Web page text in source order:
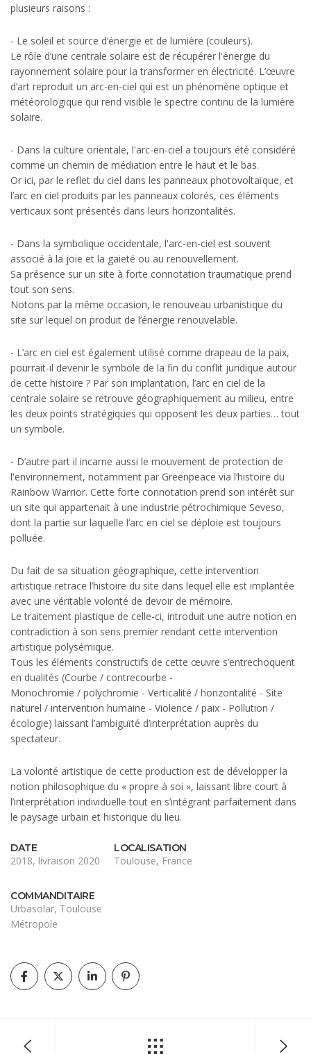
plusieurs raisons :
- Le soleil et source d’énergie et de lumière (couleurs).
Le rôle d’une centrale solaire est de récupérer l'énergie du
rayonnement solaire pour la transformer en électricité. L’œuvre
d’art reproduit un arc-en-ciel qui est un phénomène optique et
météorologique qui rend visible le spectre continu de la lumière
solaire.
- Dans la culture orientale, l'arc-en-ciel a toujours été considéré
comme un chemin de médiation entre le haut et le bas.
Or ici, par le reflet du ciel dans les panneaux photovoltaïque, et
l’arc en ciel produits par les panneaux colorés, ces éléments
verticaux sont présentés dans leurs horizontalités.
- Dans la symbolique occidentale, l'arc-en-ciel est souvent
associé à la joie et la gaieté ou au renouvellement.
Sa présence sur un site à forte connotation traumatique prend
tout son sens.
Notons par la même occasion, le renouveau urbanistique du
site sur lequel on produit de l’énergie renouvelable.
- L’arc en ciel est également utilisé comme drapeau de la paix,
pourrait-il devenir le symbole de la fin du conflit juridique autour
de cette histoire ? Par son implantation, l’arc en ciel de la
centrale solaire se retrouve géographiquement au milieu, entre
les deux points stratégiques qui opposent les deux parties… tout
un symbole.
- D’autre part il incarne aussi le mouvement de protection de
l'environnement, notamment par Greenpeace via l’histoire du
Rainbow Warrior. Cette forte connotation prend son intérêt sur
un site qui appartenait à une industrie pétrochimique Seveso,
dont la partie sur laquelle l’arc en ciel se déploie est toujours
polluée.
Du fait de sa situation géographique, cette intervention
artistique retrace l’histoire du site dans lequel elle est implantée
avec une véritable volonté de devoir de mémoire.
Le traitement plastique de celle-ci, introduit une autre notion en
contradiction à son sens premier rendant cette intervention
artistique polysémique.
Tous les éléments constructifs de cette œuvre s’entrechoquent
en dualités (Courbe / contrecourbe -
Monochromie / polychromie - Verticalité / horizontalité - Site
naturel / intervention humaine - Violence / paix - Pollution /
écologie) laissant l’ambiguïté d’interprétation auprès du
spectateur.
La volonté artistique de cette production est de développer la
notion philosophique du « propre à soi », laissant libre court à
l’interprétation individuelle tout en s’intégrant parfaitement dans
le paysage urbain et historique du lieu.
DATE
2018, livraison 2020
LOCALISATION
Toulouse, France
COMMANDITAIRE
Urbasolar, Toulouse
Métropole